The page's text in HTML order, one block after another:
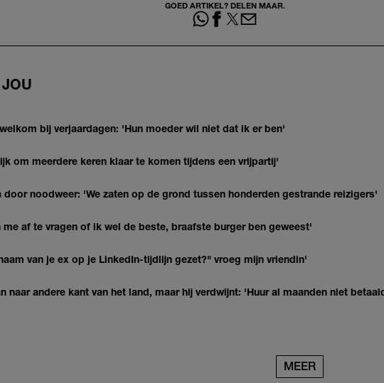
GOED ARTIKEL? DELEN MAAR.
bij verjaardagen: 'Hun moeder wil niet dat ik er ben'
om meerdere keren klaar te komen tijdens een vrijpartij'
noodweer: 'We zaten op de grond tussen honderden gestrande reizigers'
me af te vragen of ik wel de beste, braafste burger ben geweest'
van je ex op je LinkedIn-tijdlijn gezet?" vroeg mijn vriendin'
naar andere kant van het land, maar hij verdwijnt: 'Huur al maanden niet
MEER